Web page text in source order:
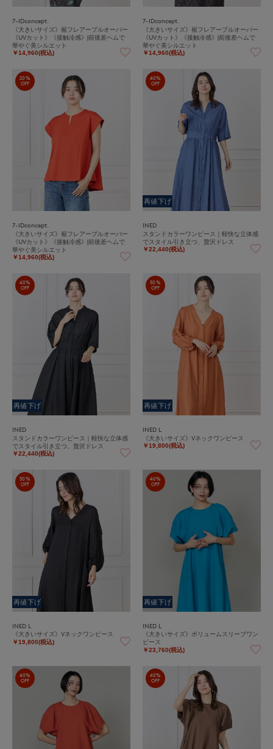
7-IDconcept.
《大きいサイズ》裾フレアープルオーバー
《UVカット》《接触冷感》|前後差ヘムで
華やぐ美シルエット
￥14,960(税込)
7-IDconcept.
《大きいサイズ》裾フレアープルオーバー
《UVカット》《接触冷感》|前後差ヘムで
華やぐ美シルエット
￥14,960(税込)
20%
OFF
7-IDconcept.
《大きいサイズ》裾フレアープルオーバー
《UVカット》《接触冷感》|前後差ヘムで
華やぐ美シルエット
￥14,960(税込)
40%
OFF
再値下げ
INED
スタンドカラーワンピース｜軽快な立体感
でスタイル引き立つ、贅沢ドレス
￥22,440(税込)
40%
OFF
再値下げ
INED
スタンドカラーワンピース｜軽快な立体感
でスタイル引き立つ、贅沢ドレス
￥22,440(税込)
50%
OFF
再値下げ
INED L
《大きいサイズ》Vネックワンピース
￥19,800(税込)
50%
OFF
再値下げ
INED L
《大きいサイズ》Vネックワンピース
￥19,800(税込)
40%
OFF
再値下げ
INED L
《大きいサイズ》ボリュームスリーブワン
ピース
￥23,760(税込)
40%
OFF
40%
OFF